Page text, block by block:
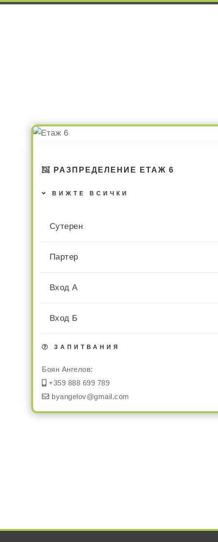
РАЗПРЕДЕЛЕНИЕ ЕТАЖ 6
ВИЖТЕ ВСИЧКИ
Сутерен
Партер
Вход А
Вход Б
ЗАПИТВАНИЯ
Боян Ангелов:
+359 888 699 789
byangelov@gmail.com